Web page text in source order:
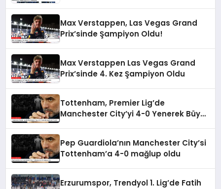
Max Verstappen, Las Vegas Grand
Prix’sinde Şampiyon Oldu!
Max Verstappen Las Vegas Grand
Prix’sinde 4. Kez Şampiyon Oldu
Tottenham, Premier Lig’de
Manchester City’yi 4-0 Yenerek Büyük
Pep Guardiola’nın Manchester City’si
Tottenham’a 4-0 mağlup oldu
Erzurumspor, Trendyol 1. Lig’de Fatih